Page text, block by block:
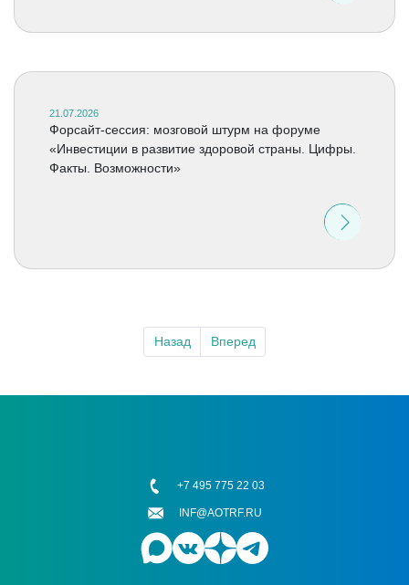
21.07.2026
Форсайт-сессия: мозговой штурм на форуме
«Инвестиции в развитие здоровой страны. Цифры.
Факты. Возможности»
Назад Вперед
+7 495 775 22 03
INF@AOTRF.RU